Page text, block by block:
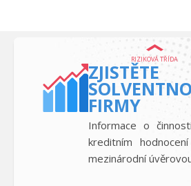
RIZIKOVÁ TŘÍDA
ZJISTĚTE
FIRMY
Informace o
kreditním
mezinárodní